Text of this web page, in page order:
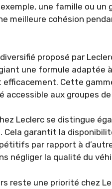
une famille ou un
meilleure cohésion
proposé par
une formule adaptée
efficacement. Cette
accessible aux groupes
Leclerc se distingue
Cela garantit la
par rapport à
négliger la qualité du
reste une priorité chez